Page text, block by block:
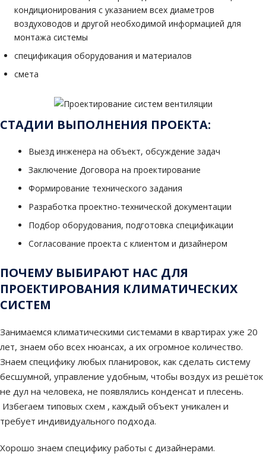
кондиционирования с указанием всех диаметров
воздуховодов и другой необходимой информацией для
монтажа системы
спецификация оборудования и материалов
смета
СТАДИИ ВЫПОЛНЕНИЯ ПРОЕКТА:
Выезд инженера на объект, обсуждение задач
Заключение Договора на проектирование
Формирование технического задания
Разработка проектно-технической документации
Подбор оборудования, подготовка спецификации
Согласование проекта с клиентом и дизайнером
ПОЧЕМУ ВЫБИРАЮТ НАС ДЛЯ
ПРОЕКТИРОВАНИЯ КЛИМАТИЧЕСКИХ
СИСТЕМ
Занимаемся климатическими системами в квартирах уже 20
лет, знаем обо всех нюансах, а их огромное количество.
Знаем специфику любых планировок, как сделать систему
бесшумной, управление удобным, чтобы воздух из решёток
не дул на человека, не появлялись конденсат и плесень.
Избегаем типовых схем , каждый объект уникален и
требует индивидуального подхода.
Хорошо знаем специфику работы с дизайнерами.